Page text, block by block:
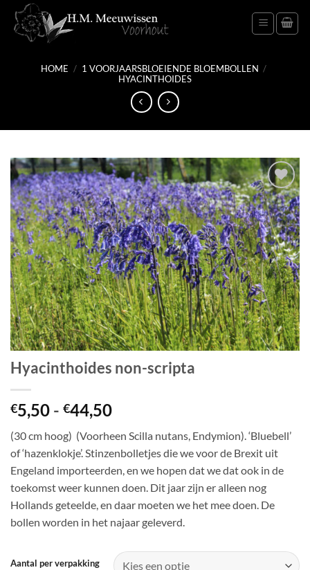
naar
inhoud
HOME / 1 VOORJAARSBLOEIENDE BLOEMBOLLEN /
HYACINTHOIDES
Toevoegen
aan
verlanglijst
Hyacinthoides non-scripta
€5,50 - €44,50Prijsklasse:
tot
€44,50
(30 cm hoog) (Voorheen Scilla nutans, Endymion). ‘Bluebell’
of ‘hazenklokje’. Stinzenbolletjes die we voor de Brexit uit
Engeland importeerden, en we hopen dat we dat ook in de
toekomst weer kunnen doen. Dit jaar zijn er alleen nog
Hollands geteelde, en daar moeten we het mee doen. De
bollen worden in het najaar geleverd.
Aantal per verpakking